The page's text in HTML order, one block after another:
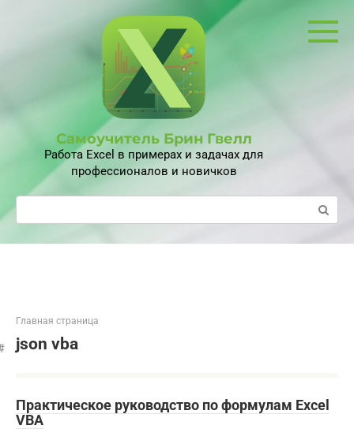
Самоучитель Брин Гвелл
Работа Excel в примерах и задачах для
профессионалов и новичков
Поиск:
Главная страница
json vba
Практическое руководство по формулам Excel
VBA